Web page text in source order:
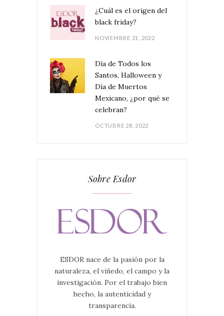
¿Cuál es el origen del
black friday?
NOVIEMBRE 21, 2022
Día de Todos los
Santos, Halloween y
Día de Muertos
Mexicano, ¿por qué se
celebran?
OCTUBRE 28, 2022
Sobre Esdor
ESDOR nace de la pasión por la
naturaleza, el viñedo, el campo y la
investigación. Por el trabajo bien
hecho, la autenticidad y
transparencia.